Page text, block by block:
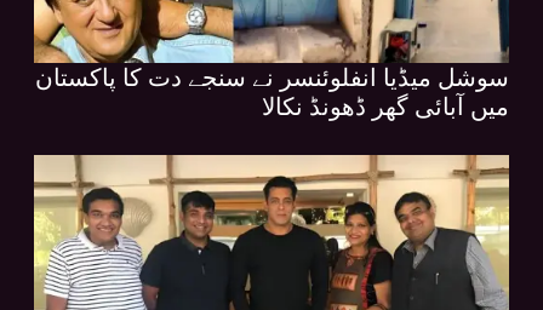
سوشل میڈیا انفلوئنسر نے سنجے دت کا پاکستان
میں آبائی گھر ڈھونڈ نکالا